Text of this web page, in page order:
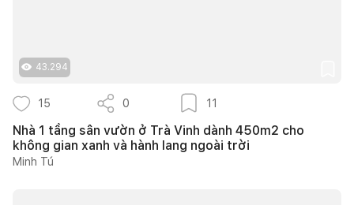
43.294
15 0 11
Nhà 1 tầng sân vườn ở Trà Vinh dành 450m2 cho
không gian xanh và hành lang ngoài trời
Minh Tú